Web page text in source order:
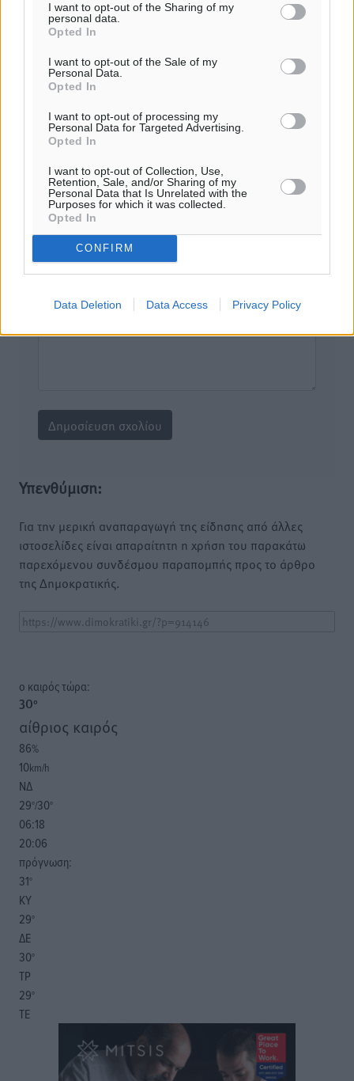
I want to opt-out of the Sharing of my
personal data.
Opted In
I want to opt-out of the Sale of my
Personal Data.
Opted In
I want to opt-out of processing my
Personal Data for Targeted Advertising.
Opted In
I want to opt-out of Collection, Use,
Retention, Sale, and/or Sharing of my
Personal Data that Is Unrelated with the
Purposes for which it was collected.
Opted In
CONFIRM
Data Deletion Data Access Privacy Policy
Πρέπει να συμπληρωθούν όλα τα πεδία για την
υποβολή του σχολίου.
Όνοματεπώνυμο Email
Φύλαξε τα στοιχεία μου για την επόμενη φορά.
Υπενθύμιση:
Για την μερική αναπαραγωγή της είδησης από άλλες
ιστοσελίδες είναι απαραίτητη η χρήση του παρακάτω
παρεχόμενου συνδέσμου παραπομπής προς το άρθρο
της Δημοκρατικής.
o καιρός τώρα:
30°
αίθριος καιρός
86%
10km/h
ΝΔ
29°/30°
06:18
20:06
πρόγνωση:
31°
ΚΥ
29°
ΔΕ
30°
ΤΡ
29°
ΤΕ